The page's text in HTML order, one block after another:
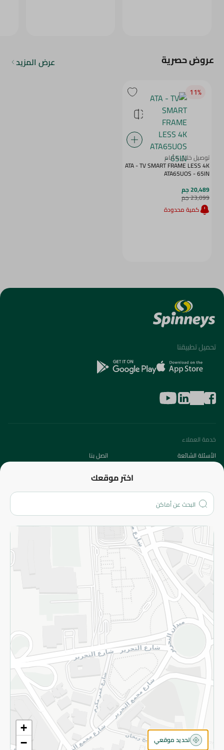
عروض حصرية عرض المزيد
11‎%‎
توصيل خلال 4 أيام
ATA - TV SMART FRAME LESS 4K
ATA65UOS - 65IN
20,489 جم
23,099 جم
كمية محدودة
اختر موقعك
+
−
تحديد موقعي
تحميل تطبيقنا
خدمة العملاء
الأسئلة الشائعة
اتصل بنا
من نحن؟
الفروع
المزيد
الاسترجاع
سياسة الاستخدام
سياسة الخصوصية
قم بالتسجيل للنشرة
©2026 - Spinneys | جميع الحقوق محفوظة